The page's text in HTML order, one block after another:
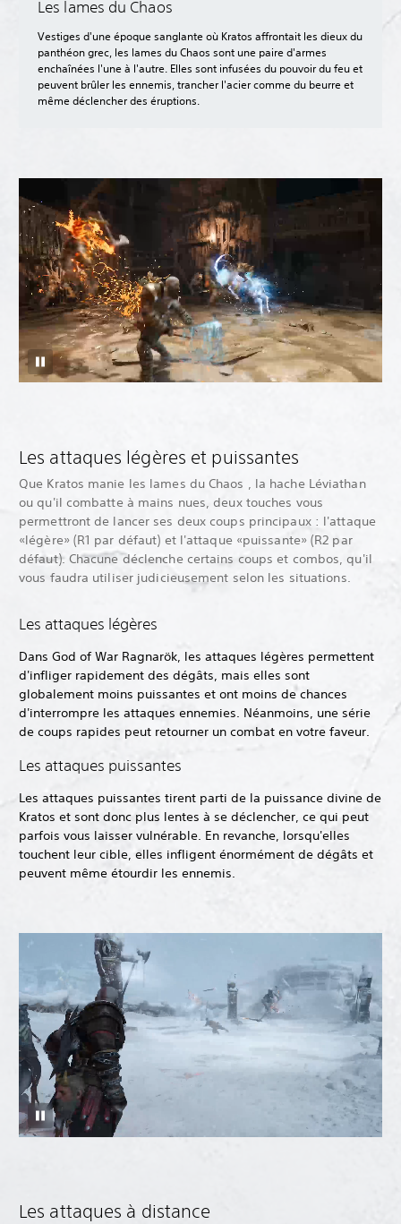
Les lames du Chaos
Vestiges d'une époque sanglante où Kratos affrontait les dieux du
panthéon grec, les lames du Chaos sont une paire d'armes
enchaînées l'une à l'autre. Elles sont infusées du pouvoir du feu et
peuvent brûler les ennemis, trancher l'acier comme du beurre et
même déclencher des éruptions.
Les attaques légères et puissantes
Que Kratos manie les lames du Chaos , la hache Léviathan
ou qu'il combatte à mains nues, deux touches vous
permettront de lancer ses deux coups principaux : l'attaque
«légère» (R1 par défaut) et l'attaque «puissante» (R2 par
défaut). Chacune déclenche certains coups et combos, qu'il
vous faudra utiliser judicieusement selon les situations.
Les attaques légères
Dans God of War Ragnarök, les attaques légères permettent
d'infliger rapidement des dégâts, mais elles sont
globalement moins puissantes et ont moins de chances
d'interrompre les attaques ennemies. Néanmoins, une série
de coups rapides peut retourner un combat en votre faveur.
Les attaques puissantes
Les attaques puissantes tirent parti de la puissance divine de
Kratos et sont donc plus lentes à se déclencher, ce qui peut
parfois vous laisser vulnérable. En revanche, lorsqu'elles
touchent leur cible, elles infligent énormément de dégâts et
peuvent même étourdir les ennemis.
Les attaques à distance